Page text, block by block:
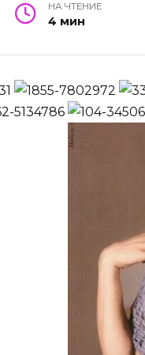
НА ЧТЕНИЕ
4 мин